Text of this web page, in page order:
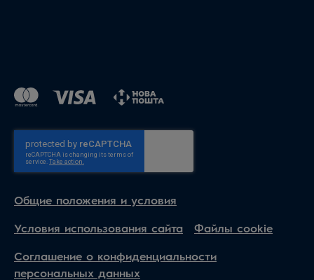
Общие положения и условия
Условия использования сайта
Файлы cookie
Соглашение о конфиденциальности
персональных данных